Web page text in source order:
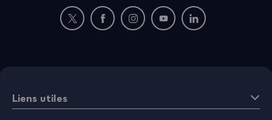
Nouvelle fenêtre : rejoignez-nous sur Twitter
Nouvelle fenêtre : rejoignez-nous sur
Nouvelle fenêtre : rejoignez-nous
Nouvelle fenêtre :
Nouvelle fenêtre :
Liens utiles